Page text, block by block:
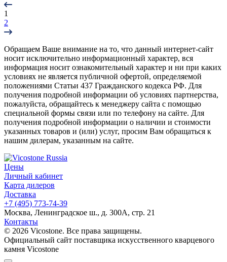
1
2
Обращаем Ваше внимание на то, что данный интернет-сайт
носит исключительно информационный характер, вся
информация носит ознакомительный характер и ни при каких
условиях не является публичной офертой, определяемой
положениями Статьи 437 Гражданского кодекса РФ. Для
получения подробной информации об условиях партнерства,
пожалуйста, обращайтесь к менеджеру сайта с помощью
специальной формы связи или по телефону на сайте. Для
получения подробной информации о наличии и стоимости
указанных товаров и (или) услуг, просим Вам обращаться к
нашим дилерам, указанным на сайте.
Цены
Личный кабинет
Карта дилеров
Доставка
+7 (495) 773-74-39
Москва, Ленинградское ш., д. 300А, стр. 21
Контакты
© 2026 Vicostone. Все права защищены.
Официальный сайт поставщика искусственного кварцевого
камня Vicostone